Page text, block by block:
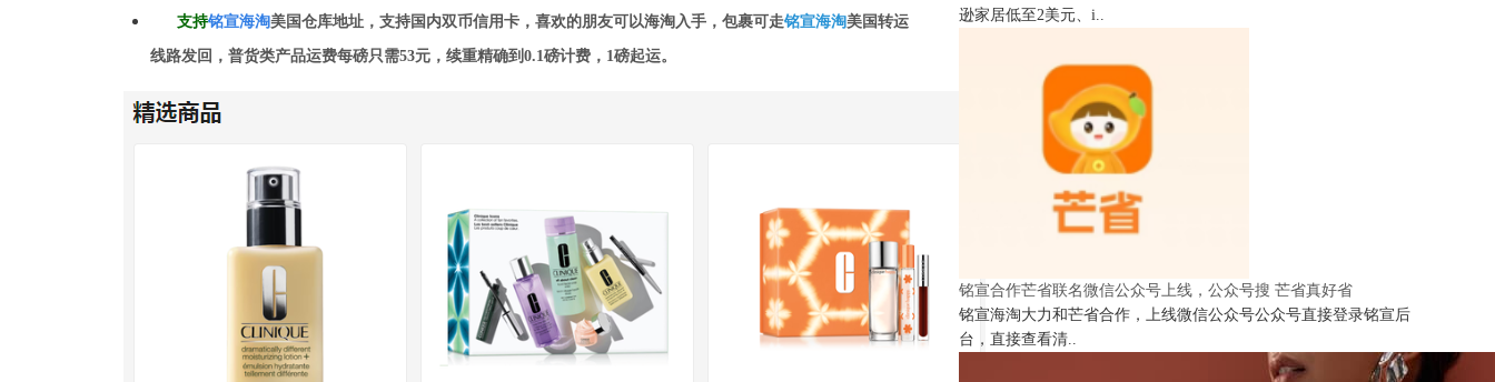
支持铭宣海淘美国仓库地址，支持国内双币信用卡，喜欢的朋友可以海淘入手，包裹可走铭宣海淘美国转运
线路发回，普货类产品运费每磅只需53元，续重精确到0.1磅计费， 1磅起运。
逊家居低至2美元、i..
铭宣合作芒省联名微信公众号上线，公众号搜 芒省真好省
铭宣海淘大力和芒省合作，上线微信公众号公众号直接登录铭宣后
台，直接查看清..